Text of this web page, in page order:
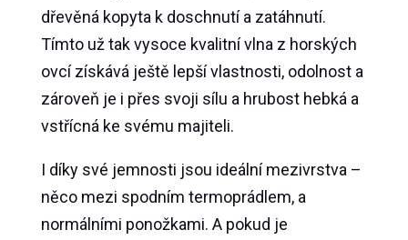
dřevěná kopyta k doschnutí a zatáhnutí.
Tímto už tak vysoce kvalitní vlna z horských
ovcí získává ještě lepší vlastnosti, odolnost a
zároveň je i přes svoji sílu a hrubost hebká a
vstřícná ke svému majiteli.
I díky své jemnosti jsou ideální mezivrstva –
něco mezi spodním termoprádlem, a
normálními ponožkami. A pokud je